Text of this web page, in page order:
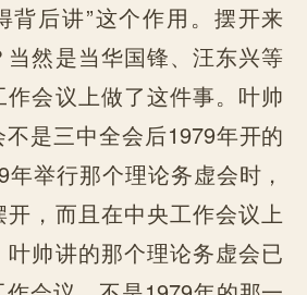
背后讲”这个作用。摆开来
然是当华国锋、汪东兴等
作会议上做了这件事。叶帅
是三中全会后1979年开的
年举行那个理论务虚会时，
，而且在中央工作会议上
帅讲的那个理论务虚会已